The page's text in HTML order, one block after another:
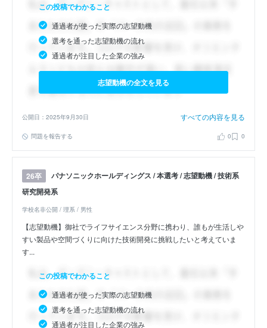
この投稿でわかること
通過者が使った実際の志望動機
選考を通った志望動機の流れ
通過者が注目した企業の強み
志望動機の全文を見る
公開日：2025年9月30日 すべての内容を見る
問題を報告する 0 0
26卒
パナソニックホールディングス / 本選考 / 志望動機 / 技術系
研究開発系
学校名非公開 / 理系 / 男性
【志望動機】御社でライフサイエンス分野に携わり、誰もが生活しや
すい製品や空間づくりに向けた技術開発に挑戦したいと考えていま
す...
この投稿でわかること
通過者が使った実際の志望動機
選考を通った志望動機の流れ
通過者が注目した企業の強み